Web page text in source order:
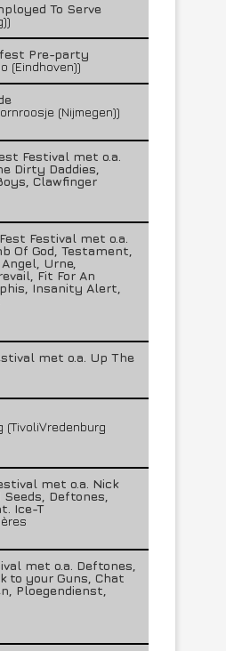
27 juli 2026
To Serve
Pre-party
(Eindhoven))
(Nijmegen))
Festival met o.a.
Dirty Daddies,
Clawfinger
Festival met o.a.
Of God, Testament,
Urne,
Fit For An
Insanity Alert,
met o.a. Up The
(TivoliVredenburg
met o.a. Nick
Deftones,
Ice-T
met o.a. Deftones,
to your Guns, Chat
Ploegendienst,